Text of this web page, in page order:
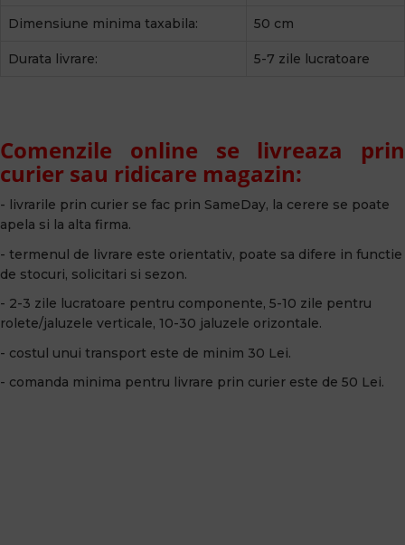
Dimensiune minima taxabila: 50 cm
Durata livrare: 5-7 zile lucratoare
Comenzile online se livreaza prin
curier sau ridicare magazin:
- livrarile prin curier se fac prin SameDay, la cerere se poate
apela si la alta firma.
- termenul de livrare este orientativ, poate sa difere in functie
de stocuri, solicitari si sezon.
- 2-3 zile lucratoare pentru componente, 5-10 zile pentru
rolete/jaluzele verticale, 10-30 jaluzele orizontale.
- costul unui transport este de minim 30 Lei.
- comanda minima pentru livrare prin curier este de 50 Lei.